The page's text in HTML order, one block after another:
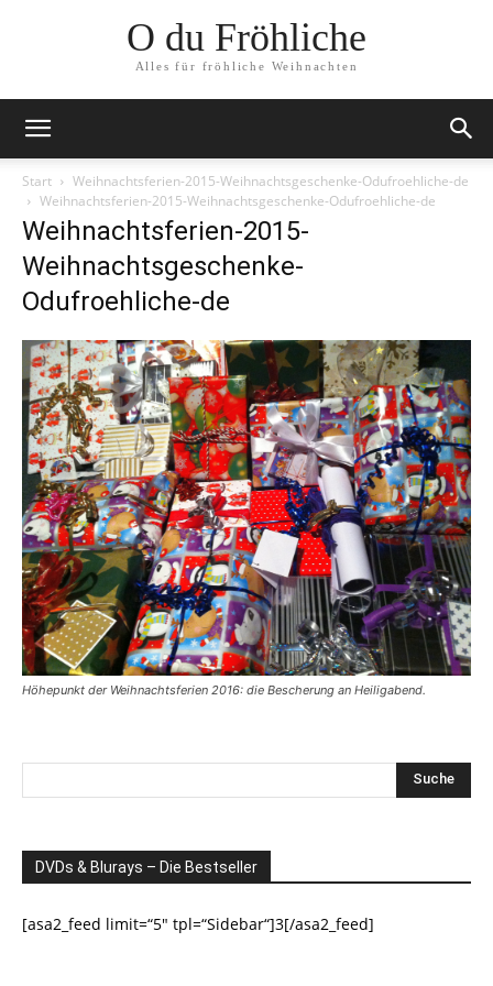
O du Fröhliche
Alles für fröhliche Weihnachten
Start
Weihnachtsferien-2015-Weihnachtsgeschenke-Odufroehliche-de
Weihnachtsferien-2015-Weihnachtsgeschenke-Odufroehliche-de
Weihnachtsferien-2015-
Weihnachtsgeschenke-
Odufroehliche-de
Höhepunkt der Weihnachtsferien 2016: die Bescherung an Heiligabend.
DVDs & Blurays – Die Bestseller
[asa2_feed limit=“5″ tpl=“Sidebar“]3[/asa2_feed]